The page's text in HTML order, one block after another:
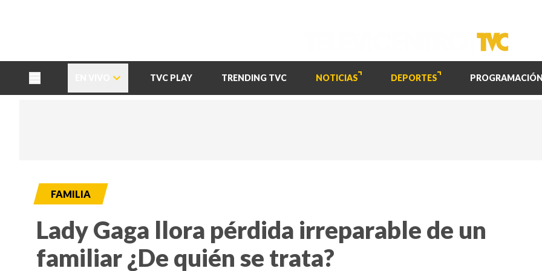
TVC PLAY TRENDING TVC NOTICIAS DEPORTES PROGRAMACIÓN
FAMILIA
Lady Gaga llora pérdida irreparable de un
familiar ¿De quién se trata?